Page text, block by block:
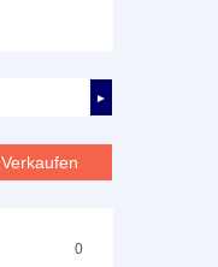
►
Verkaufen
0